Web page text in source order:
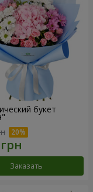
букет
Заказать